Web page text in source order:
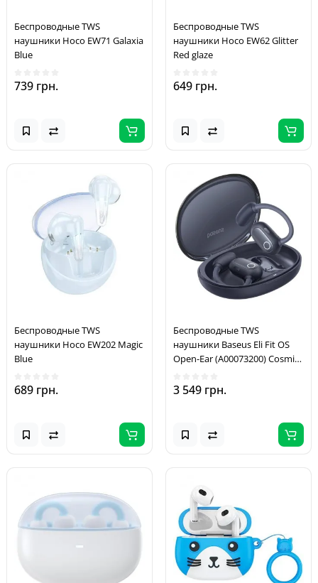
Беспроводные TWS
наушники Hoco EW71 Galaxia
Blue
739 грн.
Беспроводные TWS
наушники Hoco EW62 Glitter
Red glaze
649 грн.
Беспроводные TWS
наушники Hoco EW202 Magic
Blue
689 грн.
Беспроводные TWS
наушники Baseus Eli Fit OS
Open-Ear (A00073200) Cosmic
3 549 грн.